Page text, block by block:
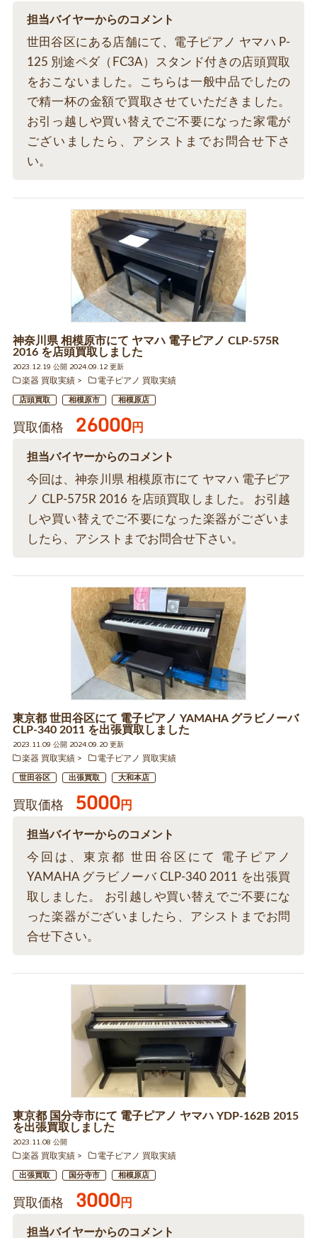
担当バイヤーからのコメント
世田谷区にある店舗にて、電子ピアノ ヤマハ P-
125 別途ペダ（FC3A）スタンド付きの店頭買取
をおこないました。こちらは一般中品でしたの
で精一杯の金額で買取させていただきました。
お引っ越しや買い替えでご不要になった家電が
ございましたら、アシストまでお問合せ下さ
い。
神奈川県 相模原市にて ヤマハ 電子ピアノ CLP-575R
2016 を店頭買取しました
2023.12.19 公開 2024.09.12 更新
楽器 買取実績
電子ピアノ 買取実績
店頭買取 相模原市 相模原店
買取価格 26000円
担当バイヤーからのコメント
今回は、神奈川県 相模原市にて ヤマハ 電子ピア
ノ CLP-575R 2016 を店頭買取しました。 お引越
しや買い替えでご不要になった楽器がございま
したら、アシストまでお問合せ下さい。
東京都 世田谷区にて 電子ピアノ YAMAHA グラビノーバ
CLP-340 2011 を出張買取しました
2023.11.09 公開 2024.09.20 更新
楽器 買取実績
電子ピアノ 買取実績
世田谷区 出張買取 大和本店
買取価格 5000円
担当バイヤーからのコメント
今回は、東京都 世田谷区にて 電子ピアノ
YAMAHA グラビノーバ CLP-340 2011 を出張買
取しました。 お引越しや買い替えでご不要にな
った楽器がございましたら、アシストまでお問
合せ下さい。
東京都 国分寺市にて 電子ピアノ ヤマハ YDP-162B 2015
を出張買取しました
2023.11.08 公開
楽器 買取実績
電子ピアノ 買取実績
出張買取 国分寺市 相模原店
買取価格 3000円
担当バイヤーからのコメント